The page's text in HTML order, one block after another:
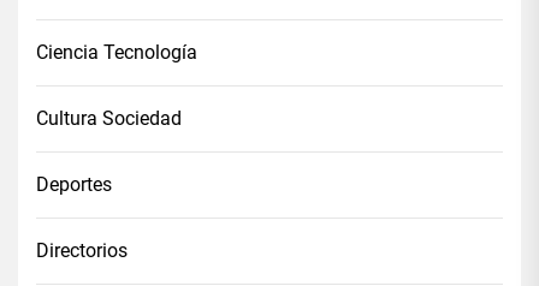
Ciencia Tecnología
Cultura Sociedad
Deportes
Directorios